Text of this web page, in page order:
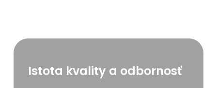
Istota kvality a odbornosť